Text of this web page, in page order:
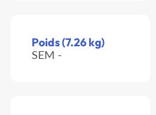
Poids (7.26 kg)
SEM -